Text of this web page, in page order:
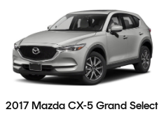
2017 Mazda CX-5 Grand Select